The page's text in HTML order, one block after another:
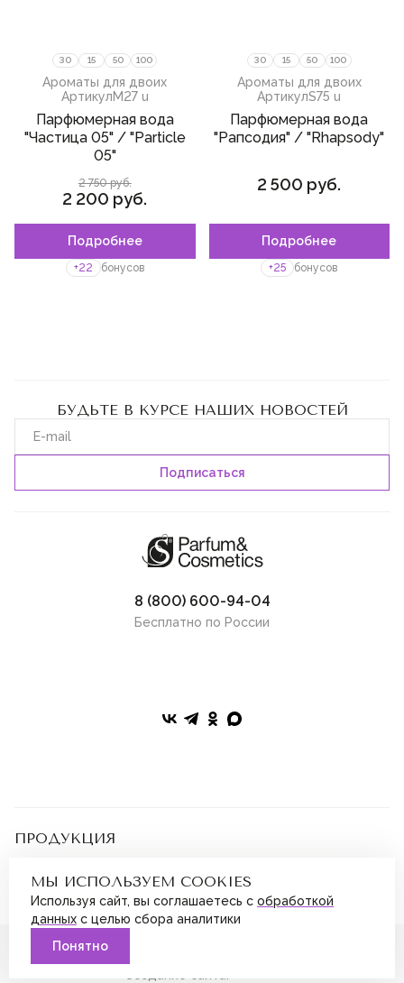
30 15 50 100
Ароматы для двоих
АртикулM27 u
Парфюмерная вода
"Частица 05" / "Particle
05"
2 750 руб.
2 200 руб.
Подробнее
+22 бонусов
30 15 50 100
Ароматы для двоих
АртикулS75 u
Парфюмерная вода
"Рапсодия" / "Rhapsody"
2 500 руб.
Подробнее
+25 бонусов
БУДЬТЕ В КУРСЕ НАШИХ НОВОСТЕЙ
8 (800) 600-94-04
Бесплатно по России
ПРОДУКЦИЯ
Косметика
Наборы
Дополнительно
ПОКУПАТЕЛЯМ
Бонусная программа
Магазины
Доставка и оплата
Публичная оферта
ИНФОРМАЦИЯ
О нас
Франшиза
МЫ ИСПОЛЬЗУЕМ COOKIES
Используя сайт, вы соглашаетесь с обработкой
данных с целью сбора аналитики
Понятно